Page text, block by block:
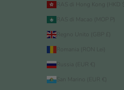
RAS di Hong Kong (HKD $)
RAS di Macao (MOP P)
Regno Unito (GBP £)
Romania (RON Lei)
San Marino (EUR €)